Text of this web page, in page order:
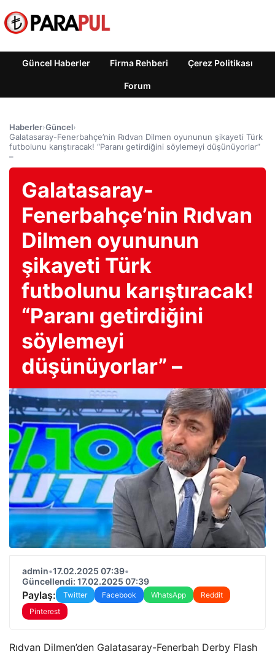
Güncel Haberler Firma Rehberi Çerez Politikası
Forum
Haberler›Güncel›
Galatasaray-Fenerbahçe’nin Rıdvan Dilmen oyununun şikayeti Türk
futbolunu karıştıracak! “Paranı getirdiğini söylemeyi düşünüyorlar”
–
Galatasaray-
Fenerbahçe’nin Rıdvan
Dilmen oyununun
şikayeti Türk
futbolunu karıştıracak!
“Paranı getirdiğini
söylemeyi
düşünüyorlar” –
admin•17.02.2025 07:39•
Güncellendi: 17.02.2025 07:39
Paylaş: Twitter Facebook WhatsApp
Reddit
Pinterest
Rıdvan Dilmen’den Galatasaray-Fenerbah Derby Flash